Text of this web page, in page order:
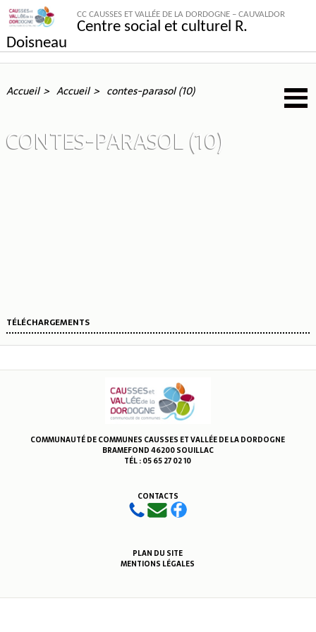
CC CAUSSES ET VALLÉE DE LA DORDOGNE – CAUVALDOR
Centre social et culturel R.
Doisneau
Accueil Accueil contes-parasol (10)
CONTES-PARASOL (10)
TÉLÉCHARGEMENTS
COMMUNAUTÉ DE COMMUNES CAUSSES ET VALLÉE DE LA DORDOGNE
BRAMEFOND 46200 SOUILLAC
TÉL : 05 65 27 02 10
CONTACTS
PLAN DU SITE
MENTIONS LÉGALES